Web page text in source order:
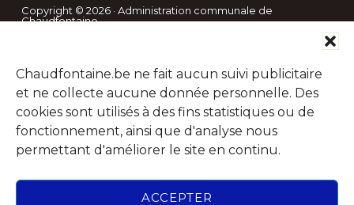
Chaudfontaine.be ne fait aucun suivi publicitaire
et ne collecte aucune donnée personnelle. Des
cookies sont utilisés à des fins statistiques ou de
fonctionnement, ainsi que d'analyse nous
permettant d'améliorer le site en continu.
ACCEPTER
site
Copyright © 2026 · Administration communale de
Chaudfontaine
Abonnez-vous à notre Newsletter
Chaque mois, recevez l'essentiel de votre Commune pour
savoir tout ce qu'il se passe à Chaudfontaine.